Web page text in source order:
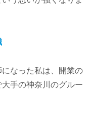
なった私は、開業の
手の神奈川のグルー